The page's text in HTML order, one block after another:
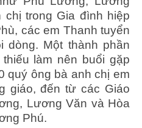
trong Gia đình hiệp
các em Thanh tuyển
dòng. Một thành phần
làm nên buổi gặp
quý ông bà anh chị em
giáo, đến từ các Giáo
Lương Văn và Hòa
Phú.